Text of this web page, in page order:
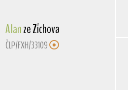
Alanze Zíchova
ČLP/FXH/33109